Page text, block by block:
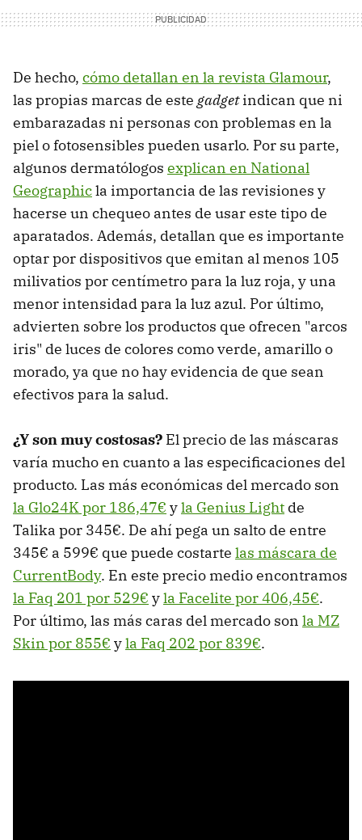
De hecho, cómo detallan en la revista Glamour,
las propias marcas de este gadgetindican que ni
embarazadas ni personas con problemas en la
piel o fotosensibles pueden usarlo. Por su parte,
algunos dermatólogos explican en National
Geographicla importancia de las revisiones y
hacerse un chequeo antes de usar este tipo de
aparatados. Además, detallan que es importante
optar por dispositivos que emitan al menos 105
milivatios por centímetro para la luz roja, y una
menor intensidad para la luz azul. Por último,
advierten sobre los productos que ofrecen "arcos
iris" de luces de colores como verde, amarillo o
morado, ya que no hay evidencia de que sean
efectivos para la salud.
¿Y son muy costosas? El precio de las máscaras
varía mucho en cuanto a las especificaciones del
producto. Las más económicas del mercado son
la Glo24K por 186,47€ yla Genius Light de
Talika por 345€. De ahí pega un salto de entre
345€ a 599€ que puede costarte las máscara de
CurrentBody. En este precio medio encontramos
la Faq 201 por 529€ yla Facelite por 406,45€.
Por último, las más caras del mercado son la MZ
Skin por 855€ yla Faq 202 por 839€.